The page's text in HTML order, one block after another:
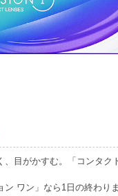
、目がかすむ。「コンタク
ワン」なら1日の終わり